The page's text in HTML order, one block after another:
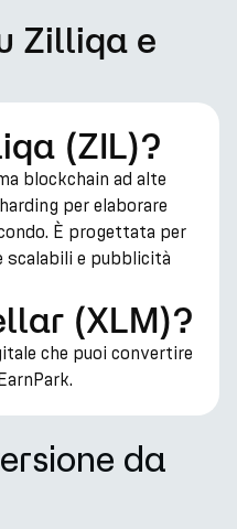
Zilliqa e
(ZIL)?
blockchain ad alte
per elaborare
È progettata per
scalabili e pubblicità
(XLM)?
che puoi convertire
da